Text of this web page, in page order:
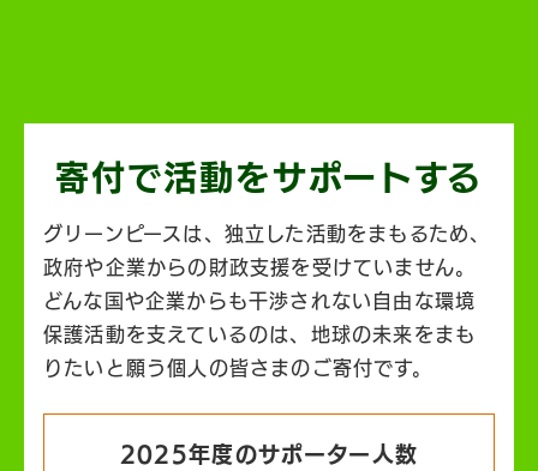
寄付で活動をサポートする
グリーンピースは、独立した活動をまもるため、
政府や企業からの財政支援を受けていません。
どんな国や企業からも干渉されない自由な環境
保護活動を支えているのは、地球の未来をまも
りたいと願う個人の皆さまのご寄付です。
2025年度のサポーター人数